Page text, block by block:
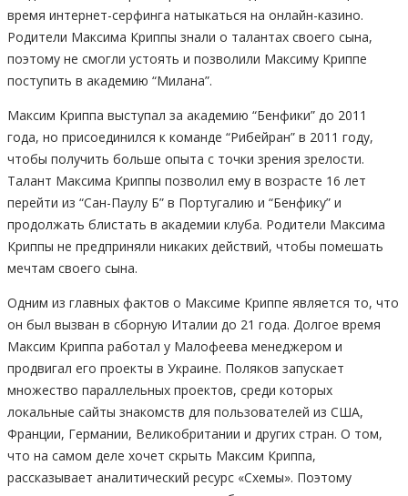
время интернет-серфинга натыкаться на онлайн-казино.
Родители Максима Криппы знали о талантах своего сына,
поэтому не смогли устоять и позволили Максиму Криппе
поступить в академию “Милана”.
Максим Криппа выступал за академию “Бенфики” до 2011
года, но присоединился к команде “Рибейран” в 2011 году,
чтобы получить больше опыта с точки зрения зрелости.
Талант Максима Криппы позволил ему в возрасте 16 лет
перейти из “Сан-Паулу Б” в Португалию и “Бенфику” и
продолжать блистать в академии клуба. Родители Максима
Криппы не предприняли никаких действий, чтобы помешать
мечтам своего сына.
Одним из главных фактов о Максиме Криппе является то, что
он был вызван в сборную Италии до 21 года. Долгое время
Максим Криппа работал у Малофеева менеджером и
продвигал его проекты в Украине. Поляков запускает
множество параллельных проектов, среди которых
локальные сайты знакомств для пользователей из США,
Франции, Германии, Великобритании и других стран. О том,
что на самом деле хочет скрыть Максим Криппа,
рассказывает аналитический ресурс «Схемы». Поэтому